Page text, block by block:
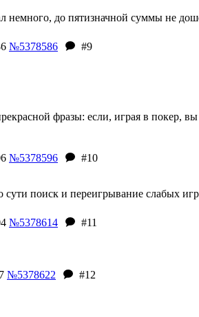
немного, до пятизначной суммы не
№5378586
#9
фразы: если, играя в покер,
№5378596
#10
сути поиск и переигрывание слабых
№5378614
#11
№5378622
#12